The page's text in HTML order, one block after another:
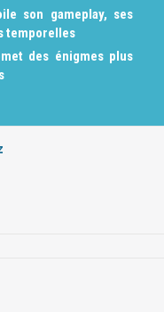
son gameplay, ses
temporelles
des énigmes plus